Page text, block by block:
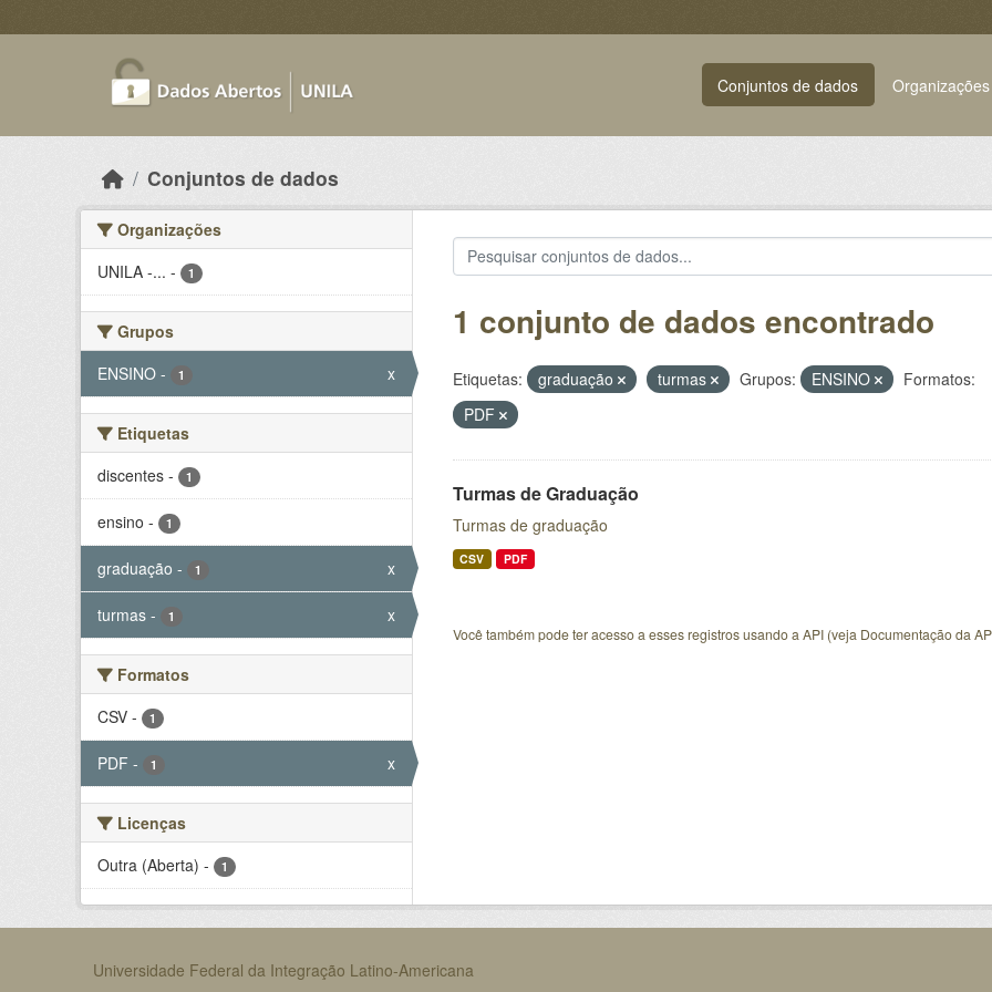
Conjuntos de dados Organizações
Conjuntos de dados
Organizações
UNILA -... - 1
Grupos
ENSINO - 1 x
Etiquetas
discentes - 1
ensino - 1
graduação - 1 x
turmas - 1 x
Formatos
CSV - 1
PDF - 1 x
Licenças
Outra (Aberta) - 1
1 conjunto de dados encontrado
Etiquetas: graduação turmas Grupos: ENSINO
Formatos:
PDF
Turmas de Graduação
Turmas de graduação
CSV PDF
Você também pode ter acesso a esses registros usando a API(veja Documentação da
Universidade Federal da Integração Latino-Americana